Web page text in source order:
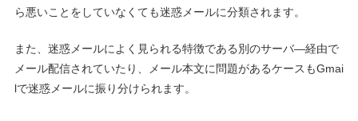
ら悪いことをしていなくても迷惑メールに分類されます。
また、迷惑メールによく見られる特徴である別のサーバ―経由で
メール配信されていたり、メール本文に問題があるケースもGmai
lで迷惑メールに振り分けられます。